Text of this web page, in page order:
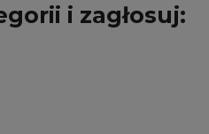
i zagłosuj: